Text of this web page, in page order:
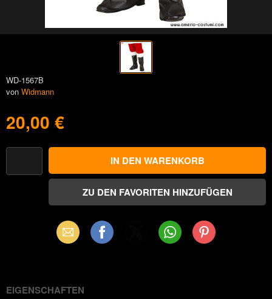
WD-1567B
von Widmann
20,00 €
Email Facebook WhatsAppPinterest
EIGENSCHAFTEN